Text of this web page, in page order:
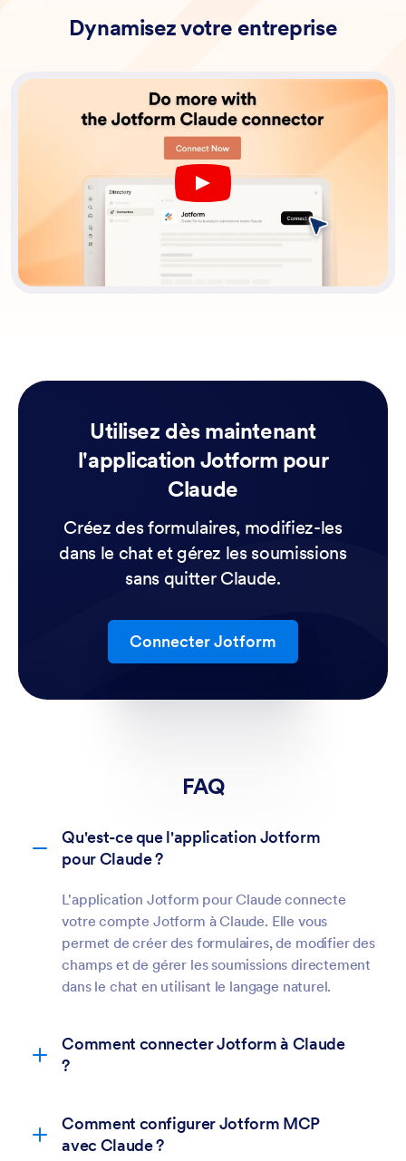
Dynamisez votre entreprise
Play YouTube Video
Utilisez dès maintenant
l'application Jotform pour
Claude
Créez des formulaires, modifiez-les
dans le chat et gérez les soumissions
sans quitter Claude.
Connecter Jotform
FAQ
Qu'est-ce que l'application Jotform
pour Claude ?
L'application Jotform pour Claude connecte
votre compte Jotform à Claude. Elle vous
permet de créer des formulaires, de modifier des
champs et de gérer les soumissions directement
dans le chat en utilisant le langage naturel.
Comment connecter Jotform à Claude
?
Comment configurer Jotform MCP
avec Claude ?